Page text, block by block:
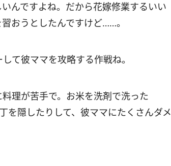
んですよね。だから花嫁修業するいい
おうとしたんですけど……。
て彼ママを攻略する作戦ね。
理が苦手で。お米を洗剤で洗った
を隠したりして、彼ママにたくさんダメ